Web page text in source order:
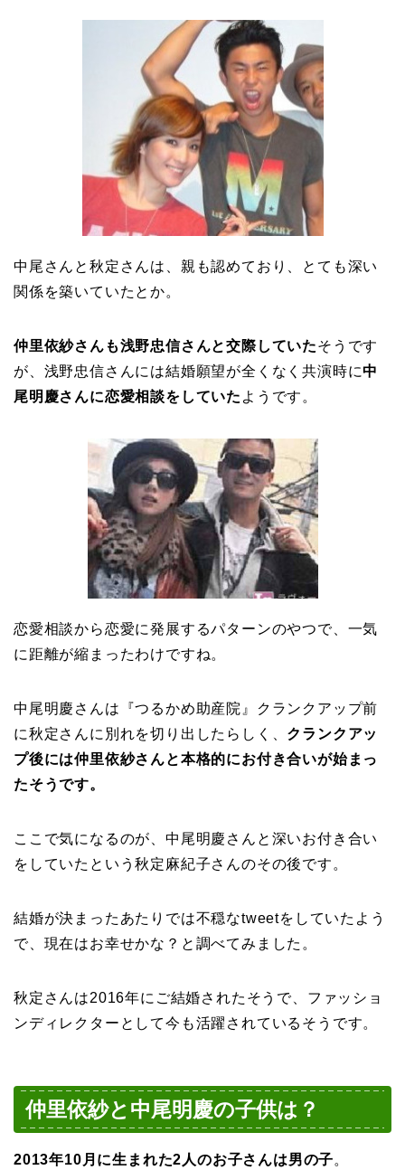
中尾さんと秋定さんは、親も認めており、とても深い
関係を築いていたとか。
仲里依紗さんも浅野忠信さんと交際していたそうです
が、浅野忠信さんには結婚願望が全くなく共演時に中
尾明慶さんに恋愛相談を していた ようです。
恋愛相談から恋愛に発展するパターンのやつで、一気
に距離が縮まったわけですね。
中尾明慶さんは『つるかめ助産院』クランクアップ前
に秋定さんに別れを切り出したらしく、 クランクアッ
プ後には仲里依紗さんと本格的にお付き合いが始まっ
たそうです。
ここで気になるのが、中尾明慶さんと深いお付き合い
をしていたという秋定麻紀子さんのその後です。
結婚が決まったあたりでは不穏なtweetをしていたよう
で、現在はお幸せかな？と調べてみました。
秋定さんは2016年にご結婚されたそうで、ファッショ
ンディレクターとして今も活躍されているそうです。
仲里依紗と中尾明慶の子供は？
2013年10月に生まれた2人のお子さんは男の子。